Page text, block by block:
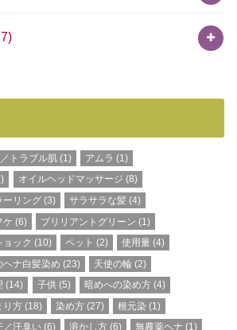
トラブル肌(1) アムラ (1)
オイルヘッドマッサージ (8)
ーリング(3) サラサラな髪(4)
ケ (6) ブリリアントグリーン (1)
ョック (10) ペット (2) 使用量 (4)
ヘナ白髪染め (23) 天使の輪 (2)
(14) 子供(5) 暗めへの染め方(4)
り方(18) 染め方(27) 根元染 (1)
／汗臭い(6) 溶かし方(6) 無農薬ヘナ (1)